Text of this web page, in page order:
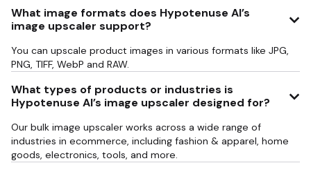
What image formats does Hypotenuse AI’s
image upscaler support?
You can upscale product images in various formats like JPG,
PNG, TIFF, WebP and RAW.
What types of products or industries is
Hypotenuse AI’s image upscaler designed for?
Our bulk image upscaler works across a wide range of
industries in ecommerce, including fashion & apparel, home
goods, electronics, tools, and more.